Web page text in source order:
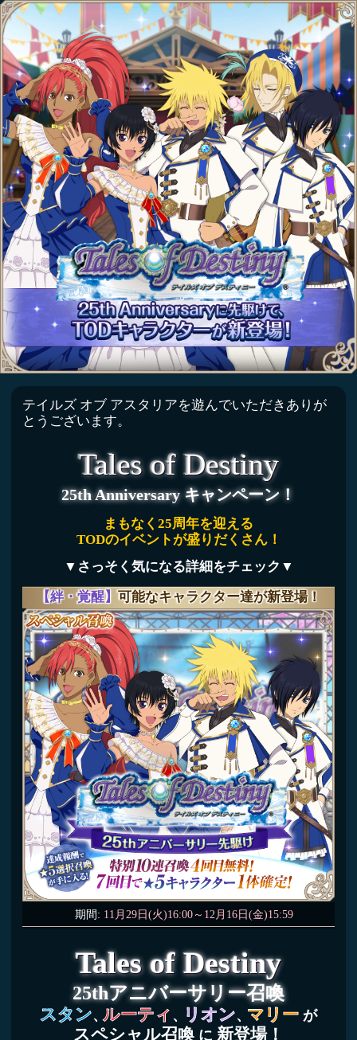
テイルズ オブ アスタリアを遊んでいただきありが
とうございます。
Tales of Destiny
25th Anniversary キャンペーン！
まもなく25周年を迎える
▼さっそく気になる詳細をチェック▼
【絆・覚醒】 可能なキャラクター達が新登場！
期間:11月29日(火)16:00～12月16日(金)15:59
Tales of Destiny
25thアニバーサリー召喚
スタン、 ルーティ、リオン 、マリーが
スペシャル召喚に新登場！
詳細を今すぐチェック！
シナリオクエスト＆限定クエストを開催！
イベントを遊んで
真化可能な★5 ジョニー を
仲間にしよう！
テイルズ オブ デスティニーのBGMや
限定絆ソウルの強化アイテム など
様々な報酬がもらえる！